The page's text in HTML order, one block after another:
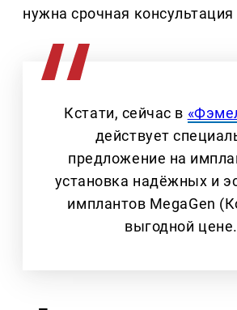
нужна срочная
Кстати, сейчас в
действует
предложение на
установка надёжных и
имплантов MegaGen
выгодной цене.